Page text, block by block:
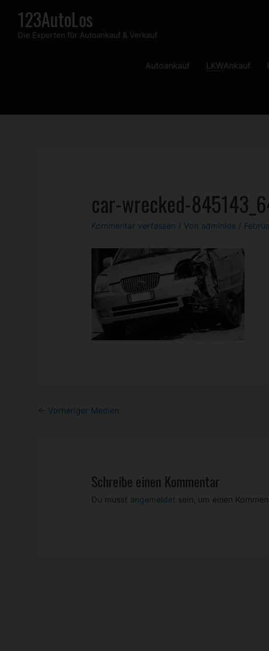
springen
123AutoLos
Die Experten für Autoankauf & Verkauf
Autoankauf LKWAnkauf
car-wrecked-
Kommentar verfassen / Von adminlos /
Post
← Vorheriger Medien
Schreibe einen Kommentar
Du musst angemeldet sein, um einen